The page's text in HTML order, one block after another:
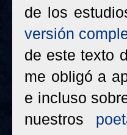
de los
versión
de este texto
me obligó a
e incluso
nuestros